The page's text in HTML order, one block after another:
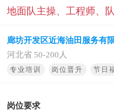
地面队主操、工程师、
廊坊开发区近海油田服务有
河北省 50-200人
专业培训 岗位晋升 节日
岗位要求